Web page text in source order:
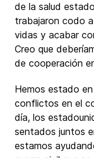
de la salud
trabajaron codo
vidas y acabar
Creo que
de cooperación
Hemos estado
conflictos en el
día, los
sentados juntos
estamos